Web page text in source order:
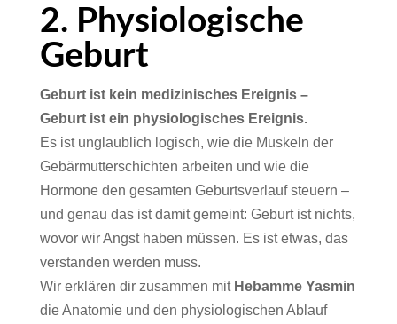
2. Physiologische
Geburt
Geburt ist kein medizinisches Ereignis –
Geburt ist ein physiologisches Ereignis.
Es ist unglaublich logisch, wie die Muskeln der
Gebärmutterschichten arbeiten und wie die
Hormone den gesamten Geburtsverlauf steuern –
und genau das ist damit gemeint: Geburt ist nichts,
wovor wir Angst haben müssen. Es ist etwas, das
verstanden werden muss.
Wir erklären dir zusammen mit Hebamme Yasmin
die Anatomie und den physiologischen Ablauf